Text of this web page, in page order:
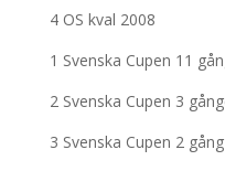
4 OS kval 2008
1 Svenska Cupen 11
2 Svenska Cupen 3
3 Svenska Cupen 2